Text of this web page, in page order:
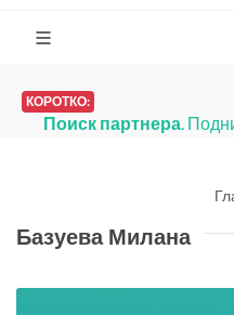
КОРОТКО:
Поиск партнера.
Базуева Милана